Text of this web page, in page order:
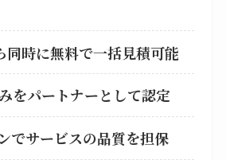
同時に無料で一括見積可能
をパートナーとして認定
でサービスの品質を担保